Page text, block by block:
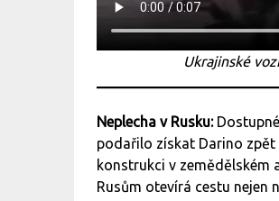
Ukrajinské
Neplecha v Rusku:
podařilo získat Darino
konstrukci v zemědělském
Rusům otevírá cestu nejen